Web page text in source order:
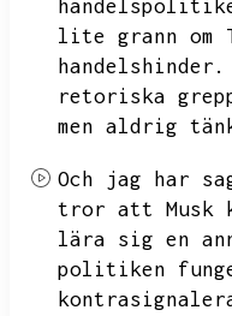
lite grann om
handelshinder.
retoriska
men aldrig
Och jag har
tror att Musk
lära sig en
politiken